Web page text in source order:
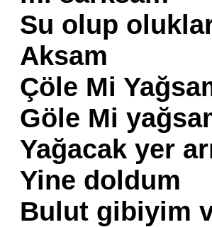
Su olup
Aksam
Çöle Mi
Göle Mi
Yağacak yer
Yine doldum
Bulut gibiyim